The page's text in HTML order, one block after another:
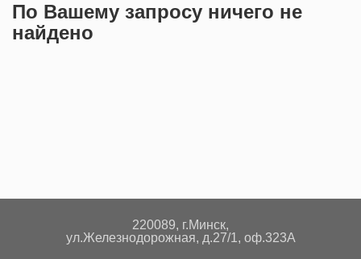
По Вашему запросу ничего не
найдено
220089, г.Минск,
ул.Железнодорожная, д.27/1, оф.323А